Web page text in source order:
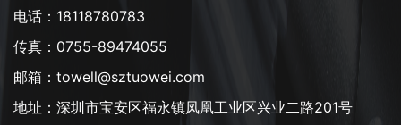
电话：18118780783
传真：0755-89474055
邮箱：towell@sztuowei.com
地址：深圳市宝安区福永镇凤凰工业区兴业二路201号